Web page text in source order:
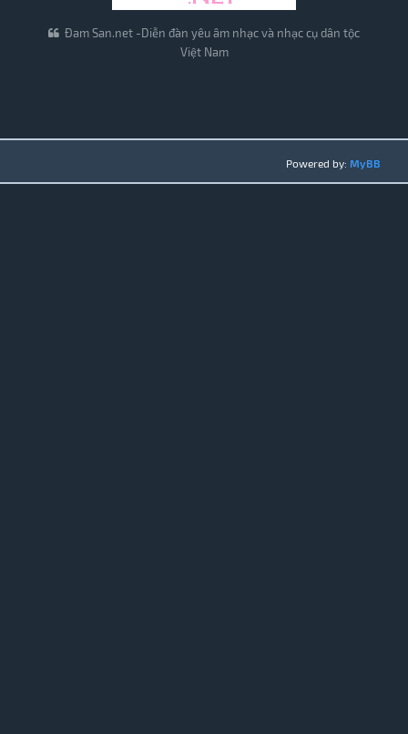
Đam San.net -Diễn đàn yêu âm nhạc và nhạc cụ dân tộc
Việt Nam
Powered by: MyBB